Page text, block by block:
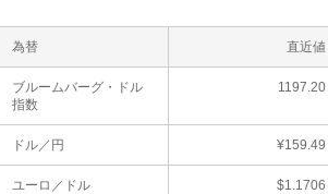
為替 直近値
ブルームバーグ・ドル
指数
1197.20
ドル／円 ¥159.49
ユーロ／ドル $1.1706